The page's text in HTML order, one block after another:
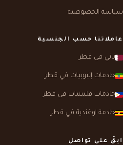
سياسة الخصوصية
عاملاتنا حسب الجنسية
ناني في قطر
خادمات إثيوبيات في قطر
خادمات فلبينيات في قطر
خادمة اوغندية في قطر
ابقَ على تواصل